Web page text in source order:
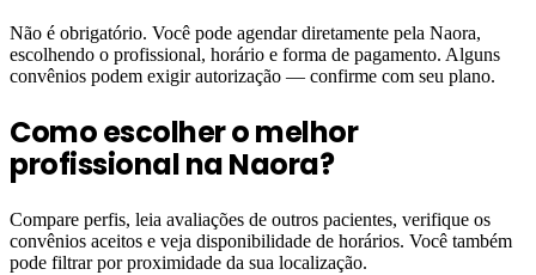
Não é obrigatório. Você pode agendar diretamente pela Naora,
escolhendo o profissional, horário e forma de pagamento. Alguns
convênios podem exigir autorização — confirme com seu plano.
Como escolher o melhor
profissional na Naora?
Compare perfis, leia avaliações de outros pacientes, verifique os
convênios aceitos e veja disponibilidade de horários. Você também
pode filtrar por proximidade da sua localização.